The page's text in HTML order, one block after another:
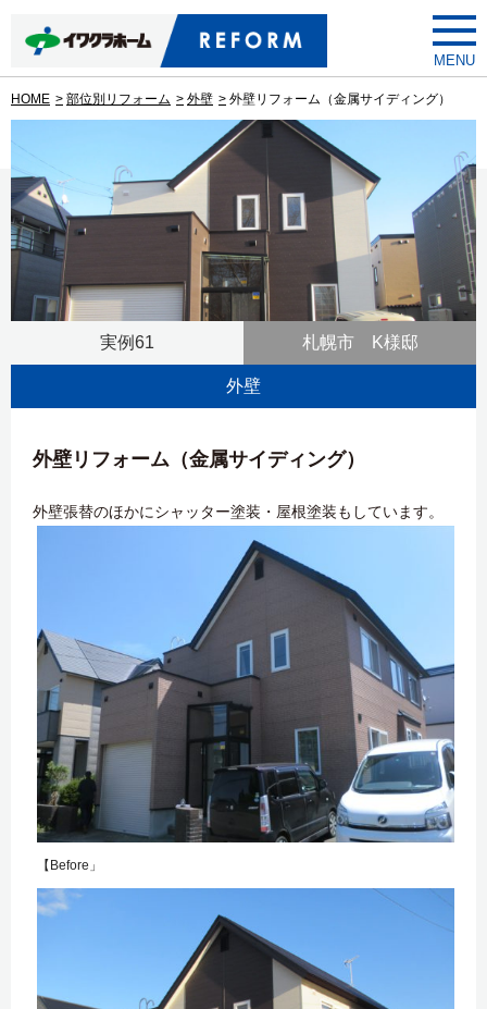
toggle
menu
HOME 部位別リフォーム 外壁 外壁リフォーム（金属サイディング）
実例61 札幌市 K様邸
外壁
外壁リフォーム（金属サイディング）
外壁張替のほかにシャッター塗装・屋根塗装もしています。
【Before」